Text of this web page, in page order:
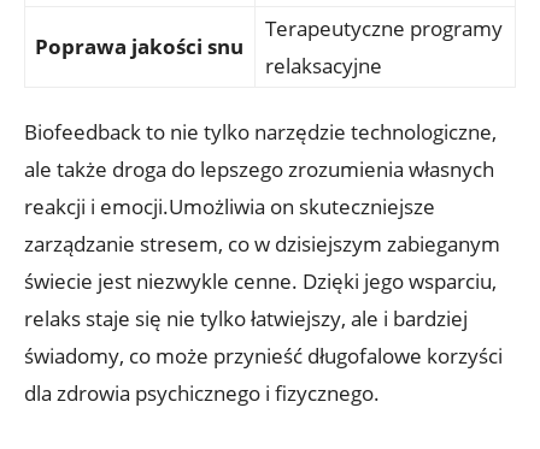
Poprawa jakości snu
Terapeutyczne programy
relaksacyjne
Biofeedback to nie tylko narzędzie technologiczne,
ale także droga do lepszego zrozumienia własnych
reakcji i emocji.Umożliwia on skuteczniejsze
zarządzanie stresem, co w dzisiejszym zabieganym
świecie jest niezwykle cenne. Dzięki jego wsparciu,
relaks staje się nie tylko łatwiejszy, ale i bardziej
świadomy, co może przynieść długofalowe korzyści
dla zdrowia psychicznego i fizycznego.